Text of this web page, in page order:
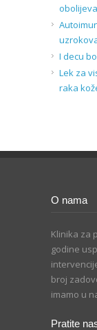
I decu
Lek za
raka
O nama
Klinika za
godine
broj
imamo u
Pratite